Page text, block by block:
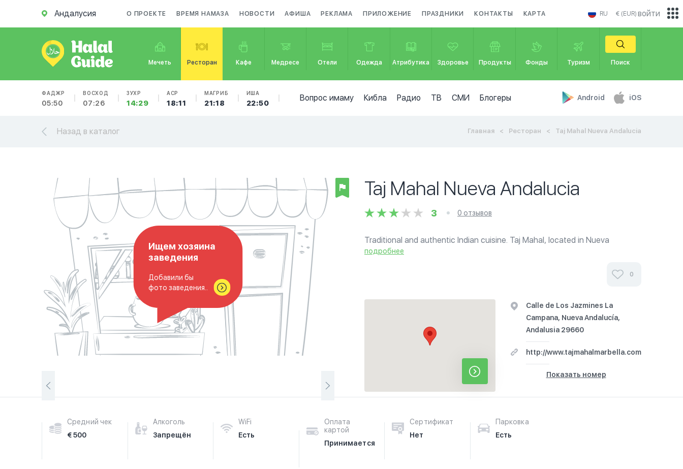
Андалусия О ПРОЕКТЕ ВРЕМЯ НАМАЗА НОВОСТИ АФИША РЕКЛАМА ПРИЛОЖЕНИЕ ПРАЗДНИКИ КОНТАКТЫ КАРТА RU € (EUR)
Мечеть Ресторан Кафе Медресе Отели Одежда Атрибутика Здоровье Продукты Фонды Туризм Поиск
ФАДЖР
05:50
ВОСХОД
07:26
ЗУХР
14:29
АСР
18:11
МАГРИБ
21:18
ИША
22:50
Вопрос имаму Кибла Радио ТВ СМИ Блогеры Android iOS
войти
Назад в каталог Главная Ресторан Taj Mahal Nueva Andalucia
Ищем хозяина
заведения
Добавили бы
фото заведения..
Taj Mahal Nueva Andalucia
3 0 отзывов
Traditional and authentic Indian cuisine. Taj Mahal, located in Nueva
Andalucía, offers exquisite Indian cuisine in an elegant and welcoming
подробнее
0
Calle de Los Jazmines La
Campana, Nueva Andalucía,
Andalusia 29660
http://www.tajmahalmarbella.com
Показать номер
Средний чек
€ 500
Алкоголь
Запрещён
WiFi
Есть
Оплата
картой
Принимается
Сертификат
Нет
Парковка
Есть